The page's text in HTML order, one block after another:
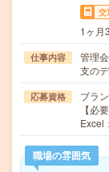
交
1ヶ月
仕事内容
管理
支の
応募資格
ブラ
【必
Excel
職場の雰囲気